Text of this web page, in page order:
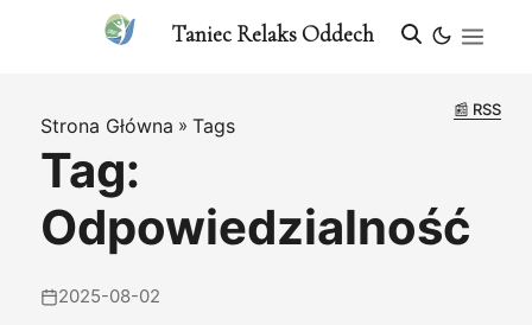
Taniec Relaks Oddech
Strona Główna » Tags
Tag:
Odpowiedzialność
📰 RSS
2025-08-02